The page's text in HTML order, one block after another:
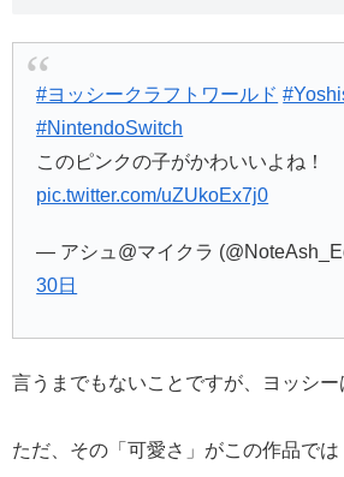
#ヨッシークラフトワールド
#NintendoSwitch
このピンクの子がかわいいよね！
pic.twitter.com/uZUkoEx7j0
— アシュ@マイクラ
30日
言うまでもないことですが、ヨッシー
ただ、その「可愛さ」がこの作品では